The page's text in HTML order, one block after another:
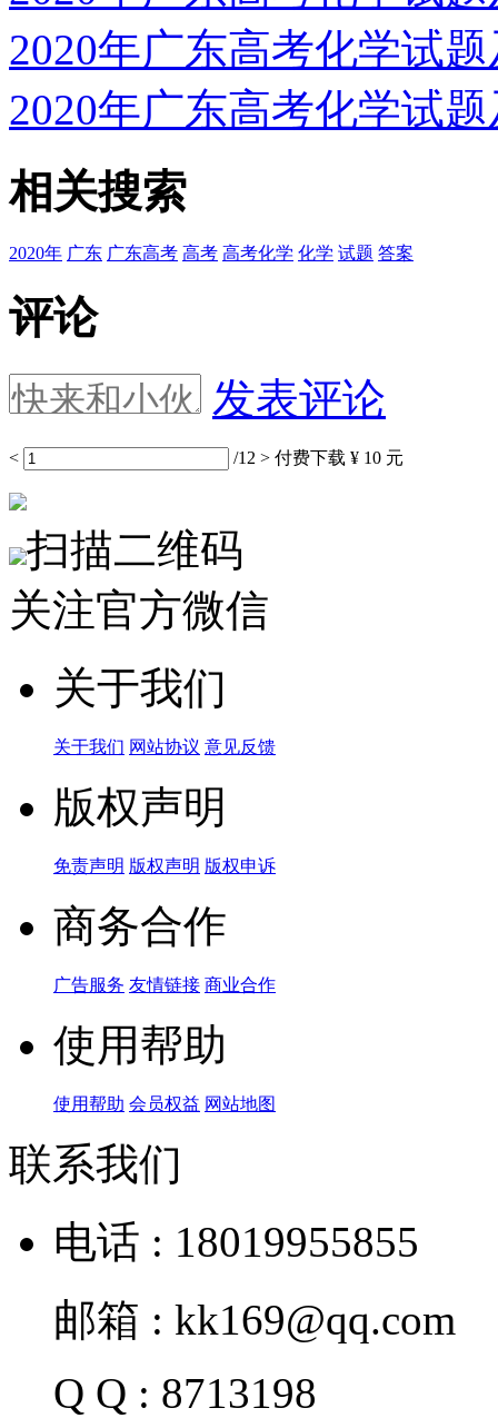
2020年广东高考化学试
2020年广东高考化学试
相关搜索
2020年 广东 广东高考 高考 高考化学 化学 试题 答案
评论
发表评论
< /12 > 付费下载 ¥ 10 元
扫描二维码
关注官方微信
关于我们
关于我们 网站协议 意见反馈
版权声明
免责声明 版权声明 版权申诉
商务合作
广告服务 友情链接 商业合作
使用帮助
使用帮助 会员权益 网站地图
联系我们
电话 : 18019955855
邮箱 : kk169@qq.com
Q Q : 8713198